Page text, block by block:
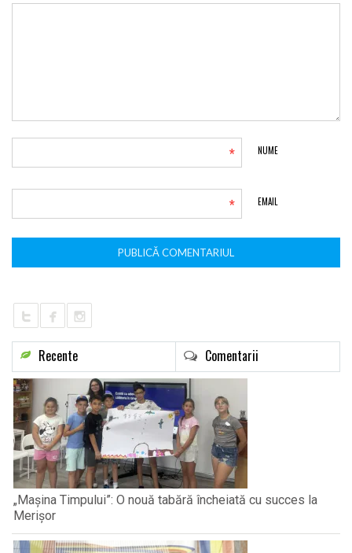
NUME
*
EMAIL
*
Recente Comentarii
„Mașina Timpului”: O nouă tabără încheiată cu succes la
Merișor